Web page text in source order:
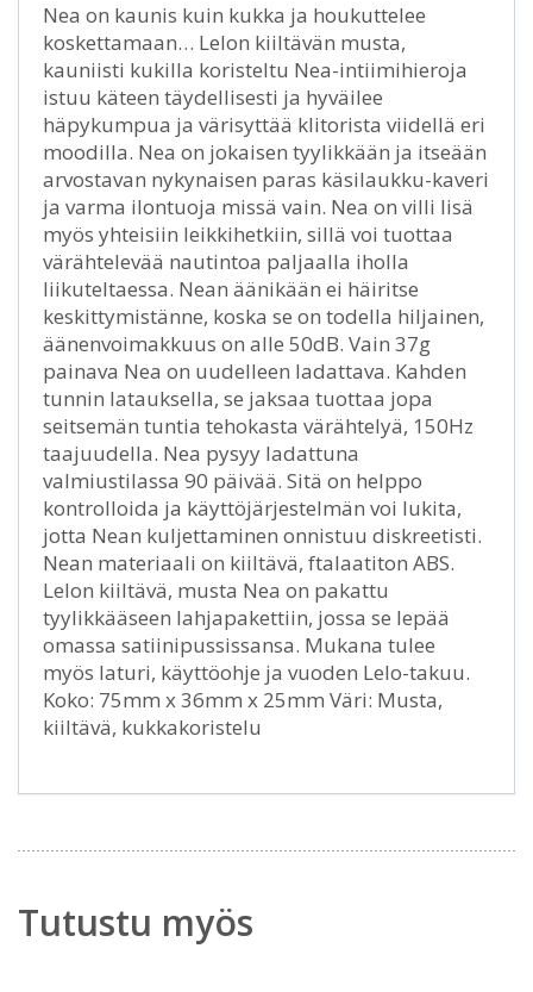
Nea on kaunis kuin kukka ja houkuttelee
koskettamaan… Lelon kiiltävän musta,
kauniisti kukilla koristeltu Nea-intiimihieroja
istuu käteen täydellisesti ja hyväilee
häpykumpua ja värisyttää klitorista viidellä eri
moodilla. Nea on jokaisen tyylikkään ja itseään
arvostavan nykynaisen paras käsilaukku-kaveri
ja varma ilontuoja missä vain. Nea on villi lisä
myös yhteisiin leikkihetkiin, sillä voi tuottaa
värähtelevää nautintoa paljaalla iholla
liikuteltaessa. Nean äänikään ei häiritse
keskittymistänne, koska se on todella hiljainen,
äänenvoimakkuus on alle 50dB. Vain 37g
painava Nea on uudelleen ladattava. Kahden
tunnin latauksella, se jaksaa tuottaa jopa
seitsemän tuntia tehokasta värähtelyä, 150Hz
taajuudella. Nea pysyy ladattuna
valmiustilassa 90 päivää. Sitä on helppo
kontrolloida ja käyttöjärjestelmän voi lukita,
jotta Nean kuljettaminen onnistuu diskreetisti.
Nean materiaali on kiiltävä, ftalaatiton ABS.
Lelon kiiltävä, musta Nea on pakattu
tyylikkääseen lahjapakettiin, jossa se lepää
omassa satiinipussissansa. Mukana tulee
myös laturi, käyttöohje ja vuoden Lelo-takuu.
Koko: 75mm x 36mm x 25mm Väri: Musta,
kiiltävä, kukkakoristelu
Tutustu myös